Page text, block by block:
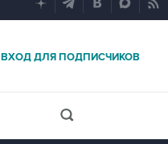
ВХОД ДЛЯ ПОДПИСЧИКОВ